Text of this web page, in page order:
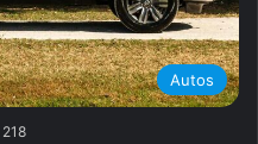
Autos
218